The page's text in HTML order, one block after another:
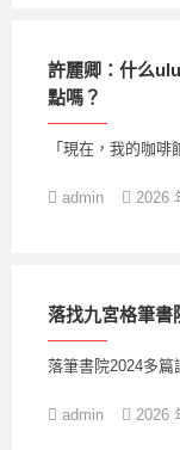
許麗卿：什么
點嗎？
「現在，我的咖
admin 2026
落找九宮格筆書
落筆書院2024多
admin 2026